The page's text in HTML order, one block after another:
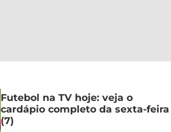
Futebol na TV hoje: veja o
cardápio completo da sexta-feira
(7)